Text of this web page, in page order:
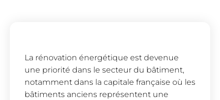
La rénovation énergétique est devenue
une priorité dans le secteur du bâtiment,
notamment dans la capitale française où les
bâtiments anciens représentent une